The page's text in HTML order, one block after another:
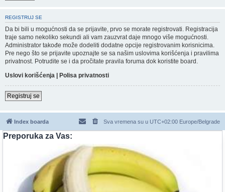
REGISTRUJ SE
Da bi bili u mogućnosti da se prijavite, prvo se morate registrovati. Registracija
traje samo nekoliko sekundi ali vam zauzvrat daje mnogo više mogućnosti.
Administrator takođe može dodeliti dodatne opcije registrovanim korisnicima.
Pre nego što se prijavite upoznajte se sa našim uslovima korišćenja i pravilima
privatnost. Potrudite se i da pročitate pravila foruma dok koristite board.
Uslovi korišćenja
Polisa privatnosti
Registruj se
Index boarda Sva vremena su u UTC+02:00 Europe/Belgrade
Preporuka za Vas: